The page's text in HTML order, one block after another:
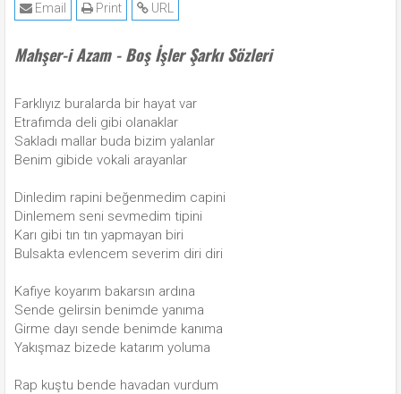
URL
Print
Email
Mahşer-i Azam - Boş İşler Şarkı Sözleri
Farklıyız buralarda bir hayat var
Etrafımda deli gibi olanaklar
Sakladı mallar buda bizim yalanlar
Benim gibide vokali arayanlar
Dinledim rapini beğenmedim capini
Dinlemem seni sevmedim tipini
Karı gibi tın tın yapmayan biri
Bulsakta evlencem severim diri diri
Kafiye koyarım bakarsın ardına
Sende gelirsin benimde yanıma
Girme dayı sende benimde kanıma
Yakışmaz bizede katarım yoluma
Rap kuştu bende havadan vurdum